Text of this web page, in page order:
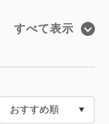
- 憩】■
すべて表示